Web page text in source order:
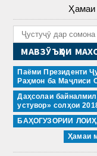
МАВЗӮЪҲОИ
Паёми Президенти
Раҳмон ба Маҷлиси
Даҳсолаи
устувор» солҳои
БАҲОГУЗОРИИ
Ҳамаи